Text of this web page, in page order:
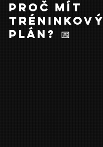
Proč mít
tréninkový
plán? 📅